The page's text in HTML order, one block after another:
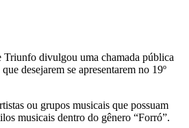
Triunfo divulgou uma chamada pública
desejarem se apresentarem no 19º
ou grupos musicais que possuam
musicais dentro do gênero “Forró”.